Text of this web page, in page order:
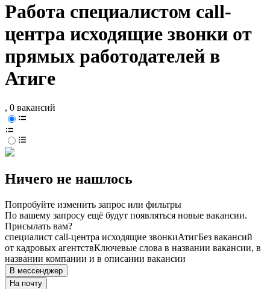
Работа специалистом call-
центра исходящие звонки от
прямых работодателей в
Атиге
, 0 вакансий
Ничего не нашлось
Попробуйте изменить запрос или фильтры
По вашему запросу ещё будут появляться новые вакансии.
Присылать вам?
специалист call-центра исходящие звонкиАтигБез вакансий
от кадровых агентствКлючевые слова в названии вакансии, в
названии компании и в описании вакансии
В мессенджер
На почту